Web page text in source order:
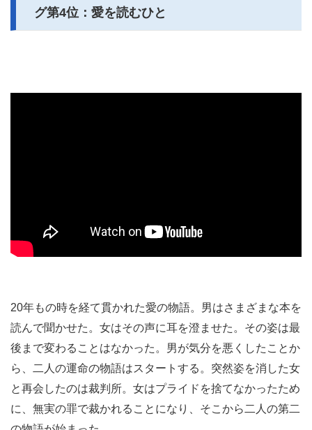
グ第4位：愛を読むひと
20年もの時を経て貫かれた愛の物語。男はさまざまな本を
読んで聞かせた。女はその声に耳を澄ませた。その姿は最
後まで変わることはなかった。男が気分を悪くしたことか
ら、二人の運命の物語はスタートする。突然姿を消した女
と再会したのは裁判所。女はプライドを捨てなかったため
に、無実の罪で裁かれることになり、そこから二人の第二